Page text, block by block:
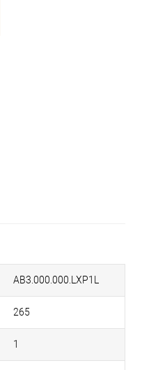
AB3.000.000.LXP1L
265
1